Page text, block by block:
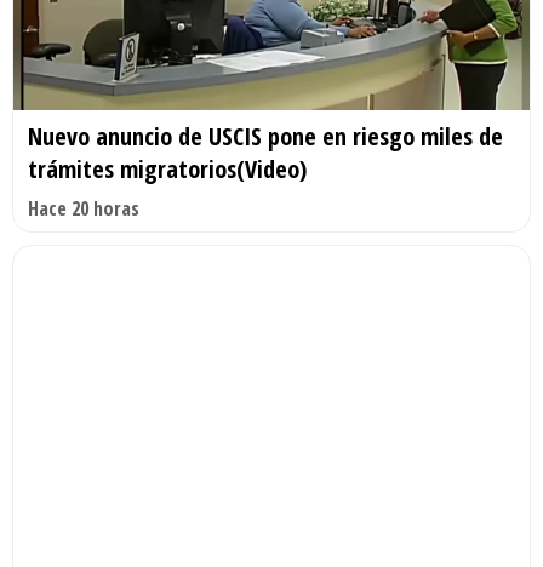
Nuevo anuncio de USCIS pone en riesgo miles de
trámites migratorios(Video)
Hace 20 horas